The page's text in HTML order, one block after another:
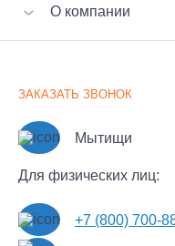
Малогабаритные грузы
Рефрижераторные
Сборные грузы
Дачный переезд
Услуги грузчиков
Вызов эвакуатора
О компании
Часто задаваемые
Новости
Контакты
Пользовательское
Политика обработки
ЗАКАЗАТЬ ЗВОНОК
Мытищи
Для физических лиц:
+7 (800) 700-